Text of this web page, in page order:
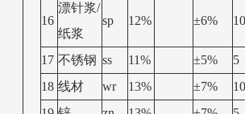
16
漂针浆/
纸浆
sp 12% ±6% 10
17 不锈钢 ss 11% ±5% 5
18 线材 wr 13% ±7% 10